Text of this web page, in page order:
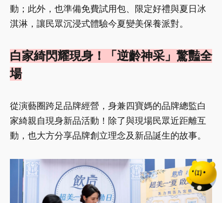
動；此外，也準備免費試用包、限定好禮與夏日冰
淇淋，讓民眾沉浸式體驗今夏變美保養派對。
白家綺閃耀現身！「逆齡神采」驚豔全
場
從演藝圈跨足品牌經營，身兼四寶媽的品牌總監白
家綺親自現身新品活動！除了與現場民眾近距離互
動，也大方分享品牌創立理念及新品誕生的故事。